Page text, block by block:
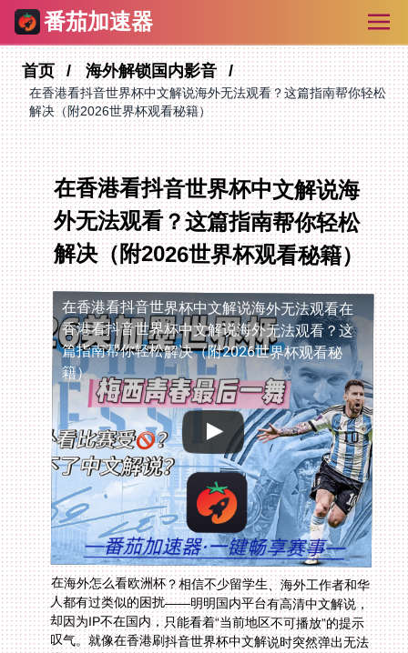
番茄加速器
首页 海外解锁国内影音
在香港看抖音世界杯中文解说海外无法观看？这篇指南帮你轻松
解决（附2026世界杯观看秘籍）
在香港看抖音世界杯中文解说海
外无法观看？这篇指南帮你轻松
解决（附2026世界杯观看秘籍）
在香港看抖音世界杯中文解说海外无法观看在
香港看抖音世界杯中文解说海外无法观看？这
篇指南帮你轻松解决（附2026世界杯观看秘
籍）
在海外怎么看欧洲杯？相信不少留学生、海外工作者和华
人都有过类似的困扰——明明国内平台有高清中文解说，
却因为IP不在国内，只能看着“当前地区不可播放”的提示
叹气。就像在香港刷抖音世界杯中文解说时突然弹出无法
观看的提示，或者在国外想看韩国 vs 哥伦比亚的比赛却
显示当前IP受限制，这些都是地区版权保护导致的。今天
这篇指南，就教你用回国加速器突破限制，流畅观看国内
各平台的体育赛事和电视节目，还会分享2026美加墨世